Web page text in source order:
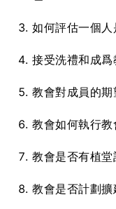
如何評估一個人
接受洗禮和成爲
教會對成員的期
教會如何執行教
教會是否有植堂
教會是否計劃擴